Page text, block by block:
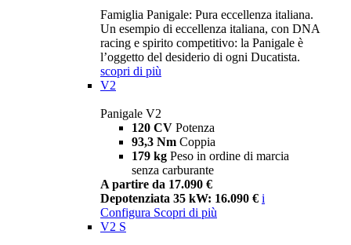
Famiglia Panigale: Pura eccellenza italiana.
Un esempio di eccellenza italiana, con DNA
racing e spirito competitivo: la Panigale è
l’oggetto del desiderio di ogni Ducatista.
scopri di più
V2
Panigale V2
120 CV Potenza
93,3 Nm Coppia
179 kg Peso in ordine di marcia
senza carburante
A partire da 17.090 €
Depotenziata 35 kW: 16.090 € i
Configura Scopri di più
V2 S